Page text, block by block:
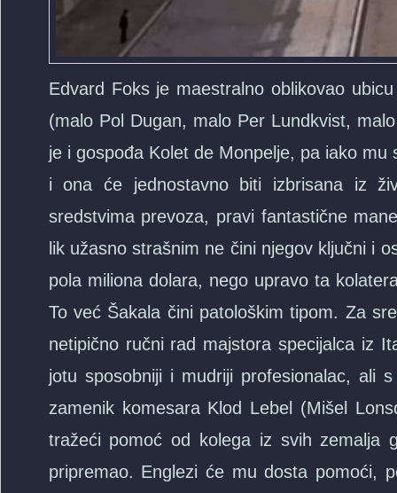
Edvard Foks je maestralno oblikovao
(malo Pol Dugan, malo Per Lundkvist,
je i gospođa Kolet de Monpelje, pa iako
i ona će jednostavno biti izbrisana iz
sredstvima prevoza, pravi fantastične
lik užasno strašnim ne čini njegov ključni i
pola miliona dolara, nego upravo ta
To već Šakala čini patološkim tipom. Za
netipično ručni rad majstora specijalca iz
jotu sposobniji i mudriji profesionalac, ali
zamenik komesara Klod Lebel (Mišel
tražeći pomoć od kolega iz svih zemalja
pripremao. Englezi će mu dosta pomoći,